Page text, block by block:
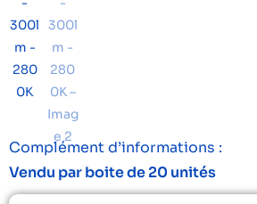
Complément d’informations :
Vendu par boite de 20 unités